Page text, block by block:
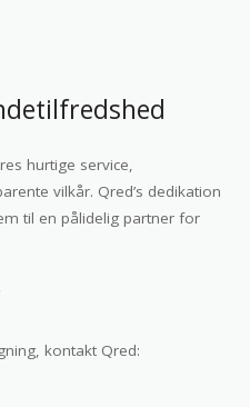
hurtige service,
vilkår. Qred’s dedikation
til en pålidelig partner for
kontakt Qred: